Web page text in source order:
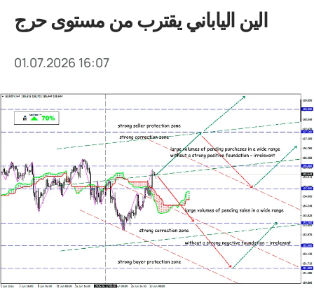
الين الياباني يقترب من مستوى حرج
01.07.2026 16:07